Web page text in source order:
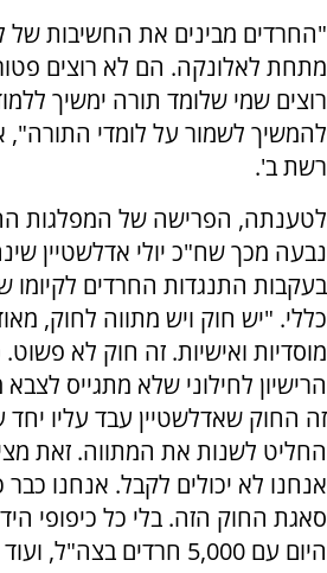
"החרדים מבינים את החשיבות של
מתחת לאלונקה. הם לא רוצים
רוצים שמי שלומד תורה ימשיך
להמשיך לשמור על לומדי התורה",
רשת ב'.
לטענתה, הפרישה של המפלגות
נבעה מכך שח"כ יולי אדלשטיין
בעקבות התנגדות החרדים לקיומו
כללי. "יש חוק ויש מתווה לחוק,
מוסדיות ואישיות. זה חוק לא
הרישיון לחילוני שלא מתגייס
זה החוק שאדלשטיין עבד עליו
החליט לשנות את המתווה. זאת
אנחנו לא יכולים לקבל. אנחנו
סאגת החוק הזה. בלי כל כיפופי
היום עם 5,000 חרדים בצה"ל, ועוד 5,000 בשנה הבאה".